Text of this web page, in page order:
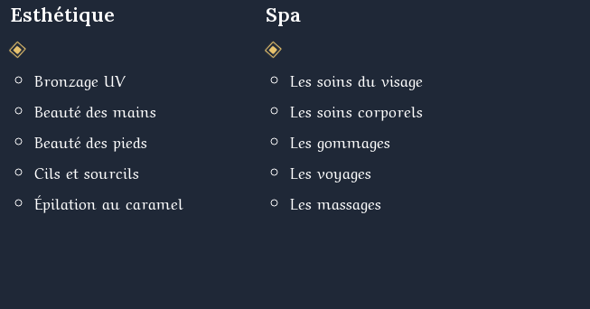
Esthétique
W
Bronzage UV
Beauté des mains
Beauté des pieds
Cils et sourcils
Épilation au caramel
Spa
W
Les soins du visage
Les soins corporels
Les gommages
Les voyages
Les massages